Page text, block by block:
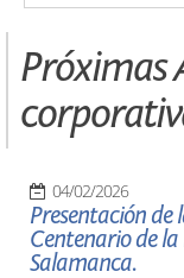
Próximas
04/02/2026
Presentación de
Centenario de la
Salamanca.